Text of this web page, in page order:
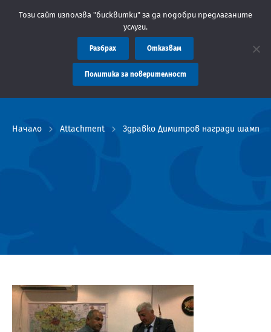
Съобщение: Областна администрация Пловдив
Начало Attachment Здравко Димитров награди
Този сайт използва "бисквитки" за да подобри предлаганите
услуги.
Разбрах Отказвам
Политика за поверителност